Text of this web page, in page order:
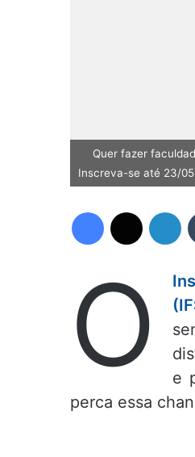
Quer fazer
Inscreva-se até 23/
O
e
perca essa